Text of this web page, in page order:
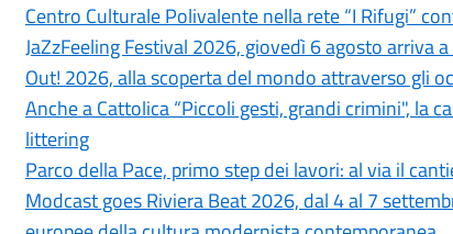
Centro Culturale Polivalente nella rete “I Rifugi”
JaZzFeeling Festival 2026, giovedì 6 agosto arriva
Out! 2026, alla scoperta del mondo attraverso gli
Anche a Cattolica “Piccoli gesti, grandi crimini", la
littering
Parco della Pace, primo step dei lavori: al via il
Modcast goes Riviera Beat 2026, dal 4 al 7